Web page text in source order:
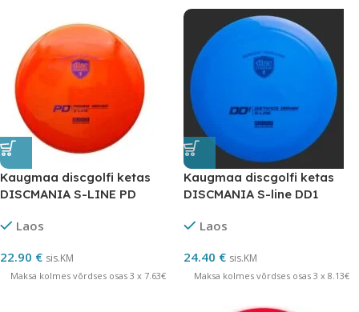
Kaugmaa discgolfi ketas
DISCMANIA S-LINE PD
Laos
22.90 € sis.KM
Maksa kolmes võrdses osas 3 x 7.63€
Kaugmaa discgolfi ketas
DISCMANIA S-line DD1
Laos
24.40 € sis.KM
Maksa kolmes võrdses osas 3 x 8.13€